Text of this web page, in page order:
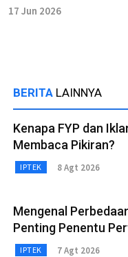
17 Jun 2026
BERITA LAINNYA
Kenapa FYP dan
Membaca Pikiran?
IPTEK 8 Agt 2026
Mengenal
Penting Penentu
IPTEK 7 Agt 2026